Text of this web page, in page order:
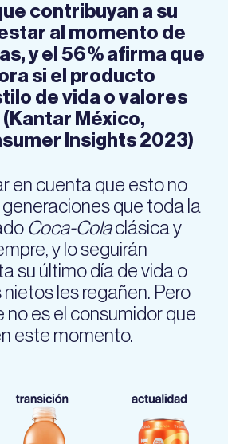
contribuyan a su
al momento de
y el 56 % afirma que
si el producto
de vida o valores
México,
Insights 2023)
en cuenta que esto no
generaciones que toda la
Coca-Colaclásica y
y lo seguirán
su último día de vida o
les regañen. Pero
no es el consumidor que
este momento.